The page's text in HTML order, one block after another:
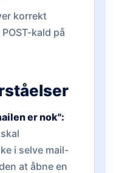
korrekt
kald på
er nok":
i selve mail-
at åbne en